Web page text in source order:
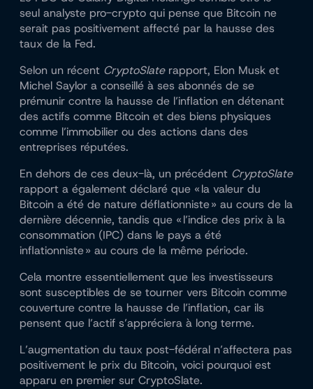
seul analyste pro-crypto qui pense que Bitcoin ne
serait pas positivement affecté par la hausse des
taux de la Fed.
Selon un récent CryptoSlate rapport, Elon Musk et
Michel Saylor a conseillé à ses abonnés de se
prémunir contre la hausse de l’inflation en détenant
des actifs comme Bitcoin et des biens physiques
comme l’immobilier ou des actions dans des
entreprises réputées.
En dehors de ces deux-là, un précédent CryptoSlate
rapport a également déclaré que « la valeur du
Bitcoin a été de nature déflationniste » au cours de la
dernière décennie, tandis que « l’indice des prix à la
consommation (IPC) dans le pays a été
inflationniste » au cours de la même période.
Cela montre essentiellement que les investisseurs
sont susceptibles de se tourner vers Bitcoin comme
couverture contre la hausse de l’inflation, car ils
pensent que l’actif s’appréciera à long terme.
L’augmentation du taux post-fédéral n’affectera pas
positivement le prix du Bitcoin, voici pourquoi est
apparu en premier sur CryptoSlate.